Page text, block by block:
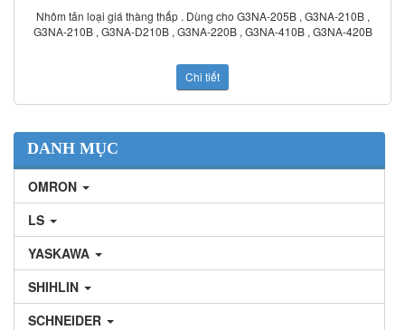
Nhôm tản loại giá thàng thấp . Dùng cho G3NA-205B , G3NA-210B ,
G3NA-210B , G3NA-D210B , G3NA-220B , G3NA-410B , G3NA-420B
Chi tiết
DANH MỤC
OMRON
LS
YASKAWA
SHIHLIN
SCHNEIDER